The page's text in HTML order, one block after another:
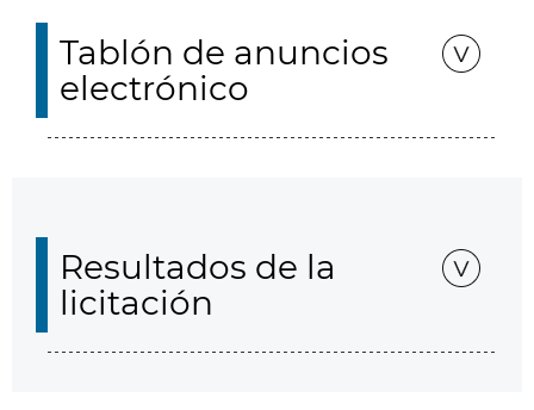
Tablón de anuncios
electrónico
Resultados de la
licitación